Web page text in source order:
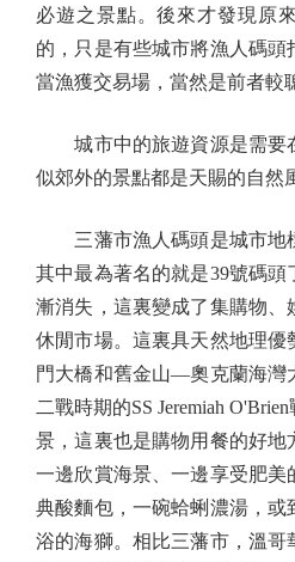
必遊之景點。後來才發現原
的，只是有些城市將漁人碼頭
當漁獲交易場，當然是前者較
城市中的旅遊資源是需要
似郊外的景點都是天賜的自然
三藩市漁人碼頭是城市地
其中最為著名的就是39號碼
漸消失，這裏變成了集購物、
休閒市場。這裏具天然地理優
門大橋和舊金山—奧克蘭海灣
二戰時期的SS Jeremiah
景，這裏也是購物用餐的好地
一邊欣賞海景、一邊享受肥美
典酸麵包，一碗蛤蜊濃湯，
浴的海獅。相比三藩市，溫哥